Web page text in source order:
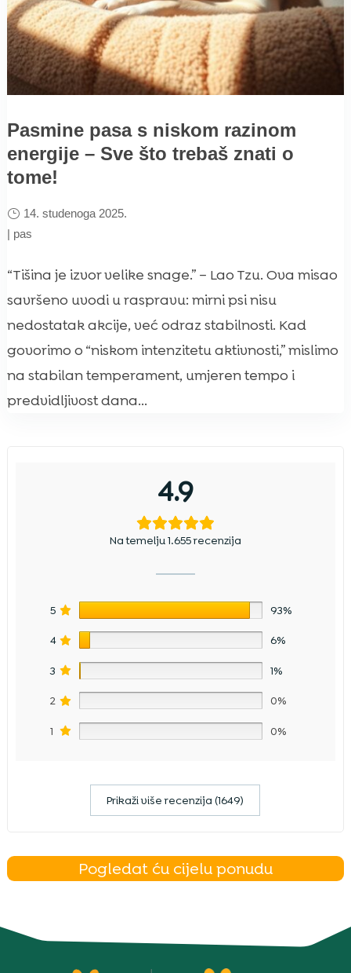
Pasmine pasa s niskom razinom
energije – Sve što trebaš znati o
tome!
14. studenoga 2025.
| pas
“Tišina je izvor velike snage.” – Lao Tzu. Ova misao
savršeno uvodi u raspravu: mirni psi nisu
nedostatak akcije, već odraz stabilnosti. Kad
govorimo o “niskom intenzitetu aktivnosti,” mislimo
na stabilan temperament, umjeren tempo i
predvidljivost dana...
4.9
Na temelju 1.655 recenzija
5 93%
4 6%
3 1%
2 0%
1 0%
Prikaži više recenzija (1649)
Pogledat ću cijelu ponudu